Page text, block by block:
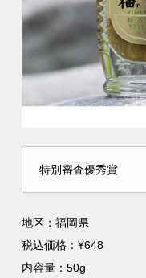
特別審査優秀賞
地区：福岡県
税込価格：¥648
内容量：50g